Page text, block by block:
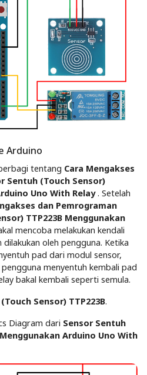
Arduino
tentang Cara Mengakses
Sentuh (Touch Sensor)
Uno With Relay. Setelah
dan Pemrograman
TTP223B Menggunakan
mencoba melakukan kendali
dilakukan oleh pengguna. Ketika
pad dari modul sensor,
menyentuh kembali pad
bakal kembali seperti semula.
Sensor) TTP223B.
Diagram dari Sensor Sentuh
Arduino Uno With